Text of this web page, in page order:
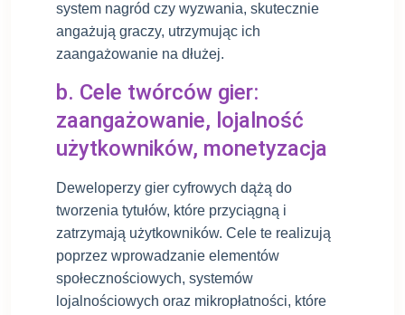
system nagród czy wyzwania, skutecznie
angażują graczy, utrzymując ich
zaangażowanie na dłużej.
b. Cele twórców gier:
zaangażowanie, lojalność
użytkowników, monetyzacja
Deweloperzy gier cyfrowych dążą do
tworzenia tytułów, które przyciągną i
zatrzymają użytkowników. Cele te realizują
poprzez wprowadzanie elementów
społecznościowych, systemów
lojalnościowych oraz mikropłatności, które